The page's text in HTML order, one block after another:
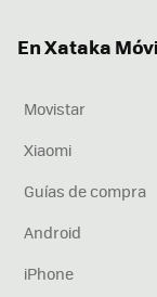
En Xataka
Movistar
Xiaomi
Guías de compra
Android
iPhone